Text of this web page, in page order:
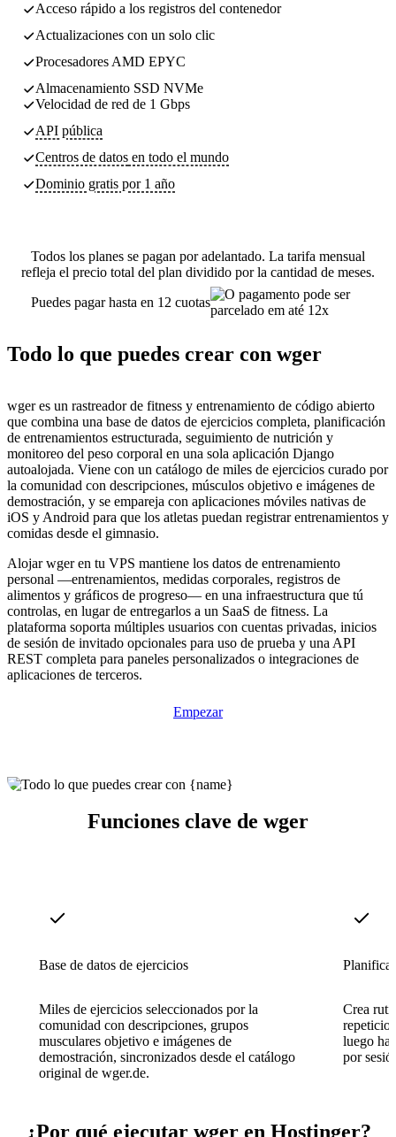
Acceso rápido a los registros del contenedor
Actualizaciones con un solo clic
Procesadores AMD EPYC
Almacenamiento SSD NVMe
Velocidad de red de 1 Gbps
API pública
Centros de datos en todo el mundo
Dominio gratis por 1 año
Todos los planes se pagan por adelantado. La tarifa mensual
refleja el precio total del plan dividido por la cantidad de meses.
Puedes pagar hasta en 12 cuotas
Todo lo que puedes crear con wger
wger es un rastreador de fitness y entrenamiento de código abierto
que combina una base de datos de ejercicios completa, planificación
de entrenamientos estructurada, seguimiento de nutrición y
monitoreo del peso corporal en una sola aplicación Django
autoalojada. Viene con un catálogo de miles de ejercicios curado por
la comunidad con descripciones, músculos objetivo e imágenes de
demostración, y se empareja con aplicaciones móviles nativas de
iOS y Android para que los atletas puedan registrar entrenamientos y
comidas desde el gimnasio.
Alojar wger en tu VPS mantiene los datos de entrenamiento
personal —entrenamientos, medidas corporales, registros de
alimentos y gráficos de progreso— en una infraestructura que tú
controlas, en lugar de entregarlos a un SaaS de fitness. La
plataforma soporta múltiples usuarios con cuentas privadas, inicios
de sesión de invitado opcionales para uso de prueba y una API
REST completa para paneles personalizados o integraciones de
aplicaciones de terceros.
Empezar
Funciones clave de wger
Base de datos de ejercicios
Miles de ejercicios seleccionados por la
comunidad con descripciones, grupos
musculares objetivo e imágenes de
demostración, sincronizados desde el catálogo
original de wger.de.
Crea
luego
por
¿Por qué ejecutar wger en Hostinger?